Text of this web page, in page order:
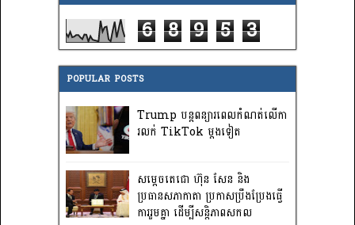
6 8 9 5 3
POPULAR POSTS
Trump បន្តពន្យារពេលកំណត់លើកា
រលក់ TikTok ម្តងទៀត
សម្តេចតេជោ ហ៊ុន សែន និង
ប្រធានសភាកាតា ប្រកាសប្រឹងប្រែងធ្វើ
ការ​រួមគ្នា ដើម្បីសន្តិភាពសកល